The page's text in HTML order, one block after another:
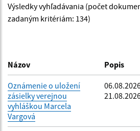
Dátum zverejnenia od:
Filtrovať
Výsledky vyhľadávania (počet
zadaným kritériám: 134)
Názov Popis
Oznámenie o uložení
zásielky verejnou
vyhláškou Marcela
Vargová